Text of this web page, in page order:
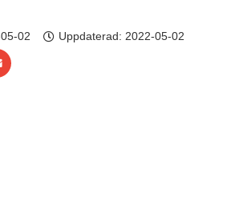
02 Uppdaterad: 2022-05-02